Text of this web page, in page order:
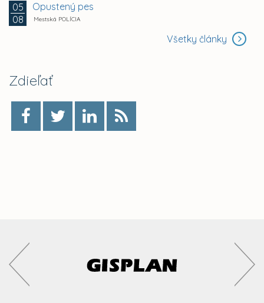
05
08
Opustený pes
Mestská POLÍCIA
Všetky články
Zdieľať